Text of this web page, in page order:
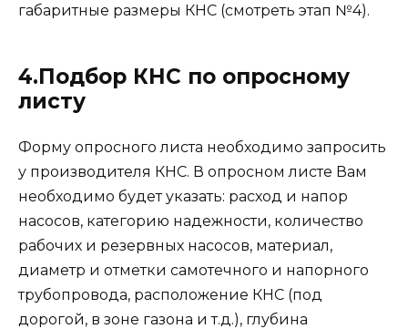
габаритные размеры КНС (смотреть этап №4).
4.Подбор КНС по опросному
листу
Форму опросного листа необходимо запросить
у производителя КНС. В опросном листе Вам
необходимо будет указать: расход и напор
насосов, категорию надежности, количество
рабочих и резервных насосов, материал,
диаметр и отметки самотечного и напорного
трубопровода, расположение КНС (под
дорогой, в зоне газона и т.д.), глубина